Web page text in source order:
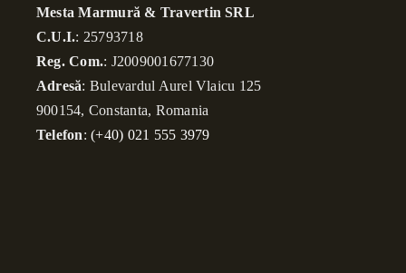
Mesta Marmură & Travertin SRL
C.U.I.: 25793718
Reg. Com.: J2009001677130
Adresă: Bulevardul Aurel Vlaicu 125
900154, Constanta, Romania
Telefon:(+40) 021 555 3979